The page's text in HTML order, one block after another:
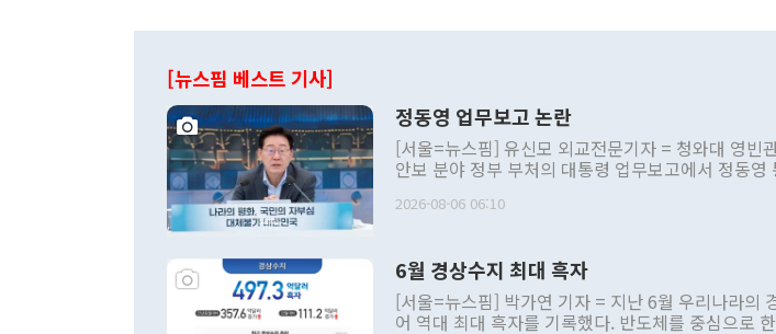
[뉴스핌 베스트 기사]
정동영 업무보고 논란
[서울=뉴스핌] 유신모 외교전문기자 = 청와대 영빈
안보 분야 정부 부처의 대통령 업무보고에서 정동영
발언 중에는 정부 내 조율을 거치지 않은 사안을 정책
주의적 희망에 근거한 비현실적 구상'이라는 비판을
관의 대북 정책 관련 발언이 물의를 빚은 적은 여러
관 부처 장관이 공개적으로 부정적 입장을 표명한
2026-08-06 06:10
6월 경상수지 최대 흑자
[서울=뉴스핌] 박가연 기자 = 지난 6월 우리나라의
어 역대 최대 흑자를 기록했다. 반도체를 중심으로